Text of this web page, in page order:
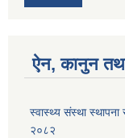
ऐन, कानुन तथा
स्वास्थ्य संस्था स्थापना
२०८२